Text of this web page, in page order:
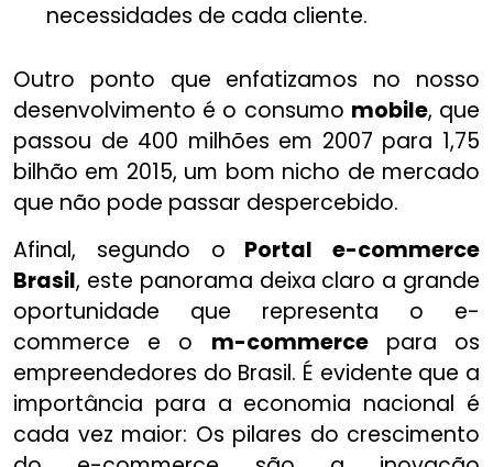
necessidades de cada cliente.
Outro ponto que enfatizamos no nosso
desenvolvimento é o consumo mobile, que
passou de 400 milhões em 2007 para 1,75
bilhão em 2015, um bom nicho de mercado
que não pode passar despercebido.
Afinal, segundo o Portal e-commerce
Brasil, este panorama deixa claro a grande
oportunidade que representa o e-
commerce e o m-commercepara os
empreendedores do Brasil. É evidente que a
importância para a economia nacional é
cada vez maior: Os pilares do crescimento